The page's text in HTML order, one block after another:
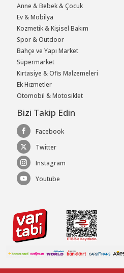
Anne & Bebek & Çocuk
Ev & Mobilya
Kozmetik & Kişisel Bakım
Spor & Outdoor
Bahçe ve Yapı Market
Süpermarket
Kırtasiye & Ofis Malzemeleri
Ek Hizmetler
Otomobil & Motosiklet
Bizi Takip Edin
Facebook
Twitter
Instagram
Youtube